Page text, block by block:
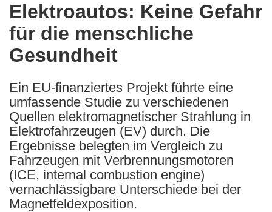
the
following
languages:
Elektroautos: Keine Gefahr
für die menschliche
Gesundheit
Ein EU-finanziertes Projekt führte eine
umfassende Studie zu verschiedenen
Quellen elektromagnetischer Strahlung in
Elektrofahrzeugen (EV) durch. Die
Ergebnisse belegten im Vergleich zu
Fahrzeugen mit Verbrennungsmotoren
(ICE, internal combustion engine)
vernachlässigbare Unterschiede bei der
Magnetfeldexposition.